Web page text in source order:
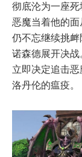
彻底沦为一座
恶魔当着他的
仍不忘继续挑
诺森德展开决
立即决定追击
洛丹伦的瘟疫。